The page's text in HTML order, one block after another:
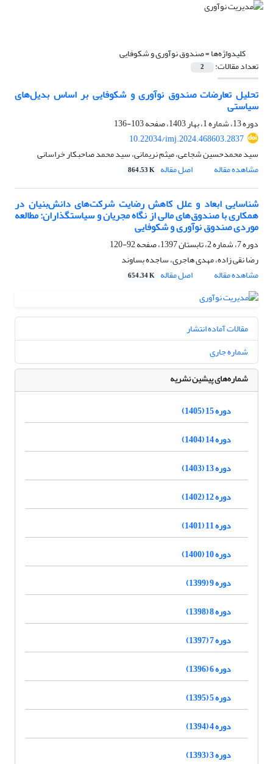
کلیدواژه‌ها =صندوق نوآوری و شکوفایی
تعداد مقالات: 2
تحلیل تعارضات صندوق نوآوری و شکوفایی بر اساس بدیل‌های
سیاستی
دوره 13، شماره 1، بهار 1403، صفحه
103-136
10.22034/imj.2024.468603.2837
سید محمدحسین شجاعی، میثم نریمانی، سید محمد صاحبکار خراسانی
مشاهده مقاله
اصل مقاله 864.53 K
شناسایی ابعاد و علل کاهش رضایت شرکت‌های دانش‌بنیان در
همکاری با صندوق‌های مالی از نگاه مجریان و سیاستگذاران: مطالعه
موردی صندوق نوآوری و شکوفایی
دوره 7، شماره 2، تابستان 1397، صفحه
92-120
رضا نقی زاده، مهدی هاجری، ساجده بساوند
مشاهده مقاله
اصل مقاله 654.34 K
مقالات آماده انتشار
شماره جاری
شماره‌های پیشین نشریه
دوره 15 (1405)
دوره 14 (1404)
دوره 13 (1403)
دوره 12 (1402)
دوره 11 (1401)
دوره 10 (1400)
دوره 9 (1399)
دوره 8 (1398)
دوره 7 (1397)
دوره 6 (1396)
دوره 5 (1395)
دوره 4 (1394)
دوره 3 (1393)